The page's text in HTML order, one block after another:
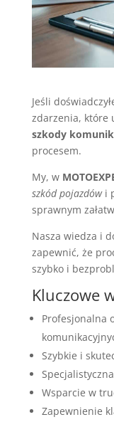
Jeśli
zdarzenia, które
szkody
procesem.
My, w
szkód pojazdówi
sprawnym
Nasza wiedza i
zapewnić, że
szybko i
Kluczowe
Profesjonalna
Szybkie i
Wsparcie w
Zapewnienie